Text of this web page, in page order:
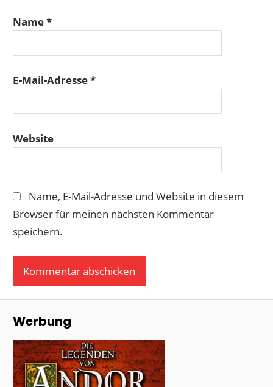
Name*
E-Mail-Adresse*
Website
Name, E-Mail-Adresse und Website in diesem
Browser für meinen nächsten Kommentar
speichern.
Werbung